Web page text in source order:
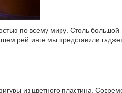
по всему миру. Столь
рейтинге мы представили
из цветного пластина.